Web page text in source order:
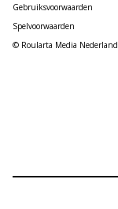
Gebruiksvoorwaarden
Spelvoorwaarden
© Roularta Media Nederland